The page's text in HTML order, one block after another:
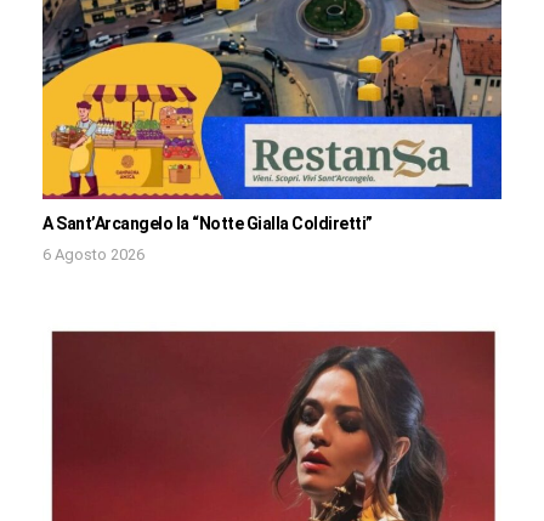
A Sant’Arcangelo la “Notte Gialla Coldiretti”
6 Agosto 2026